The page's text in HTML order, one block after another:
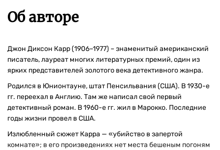
Об авторе
Джон Диксон Карр (1906–1977) – знаменитый американский
писатель, лауреат многих литературных премий, один из
ярких представителей золотого века детективного жанра.
Родился в Юнионтауне, штат Пенсильвания (США). В 1930-е
гг. переехал в Англию. Там же написал свой первый
детективный роман. В 1960-е гг. жил в Марокко. Последние
годы жизни провел в США.
Излюбленный сюжет Карра — «убийство в запертой
комнате»; в его произведениях нет места бешеным погоням